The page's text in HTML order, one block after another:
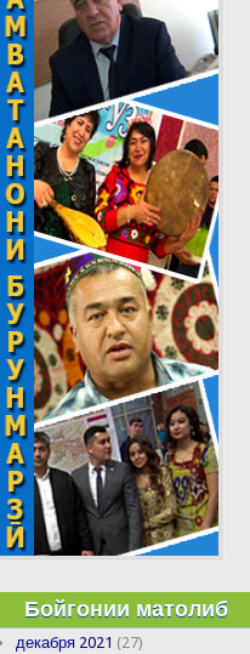
Бойгонии матолиб
декабря 2021 (27)